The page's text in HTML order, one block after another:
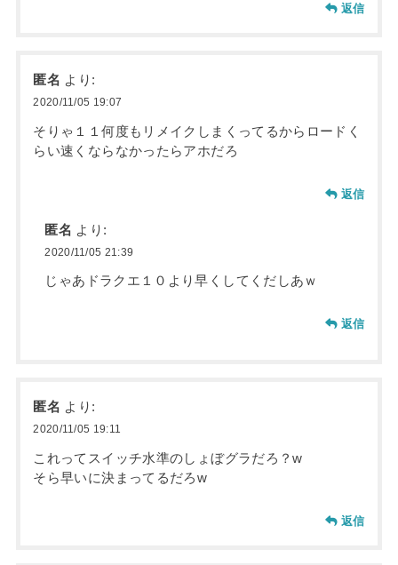
返信
匿名 より:
2020/11/05 19:07
そりゃ１１何度もリメイクしまくってるからロードく
らい速くならなかったらアホだろ
返信
匿名 より:
2020/11/05 21:39
じゃあドラクエ１０より早くしてくだしあｗ
返信
匿名 より:
2020/11/05 19:11
これってスイッチ水準のしょぼグラだろ？w
そら早いに決まってるだろw
返信